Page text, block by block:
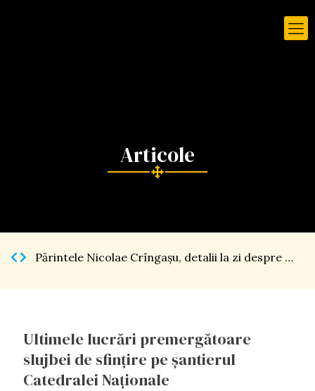
Părintele Nicolae Crîngaşu, detalii la zi despre Catedrala Naţională […]
Ultimele lucrări premergătoare
slujbei de sfințire pe șantierul
Catedralei Naționale